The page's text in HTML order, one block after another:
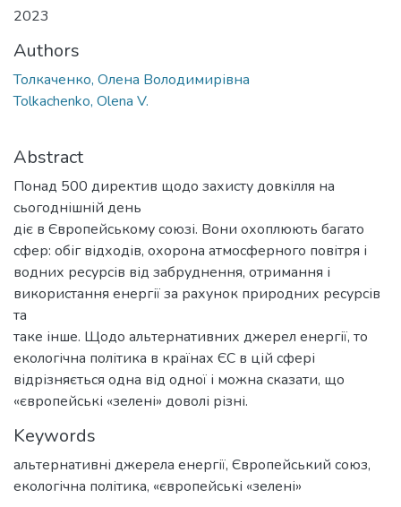
2023
Authors
Толкаченко, Олена Володимирівна
Tolkachenko, Olena V.
Abstract
Понад 500 директив щодо захисту довкілля на
сьогоднішній день
діє в Європейському союзі. Вони охоплюють багато
сфер: обіг відходів, охорона атмосферного повітря і
водних ресурсів від забруднення, отримання і
використання енергії за рахунок природних ресурсів
та
таке інше. Щодо альтернативних джерел енергії, то
екологічна політика в країнах ЄС в цій сфері
відрізняється одна від одної і можна сказати, що
«європейські «зелені» доволі різні.
Keywords
альтернативні джерела енергії, Європейський союз,
екологічна політика, «європейські «зелені»